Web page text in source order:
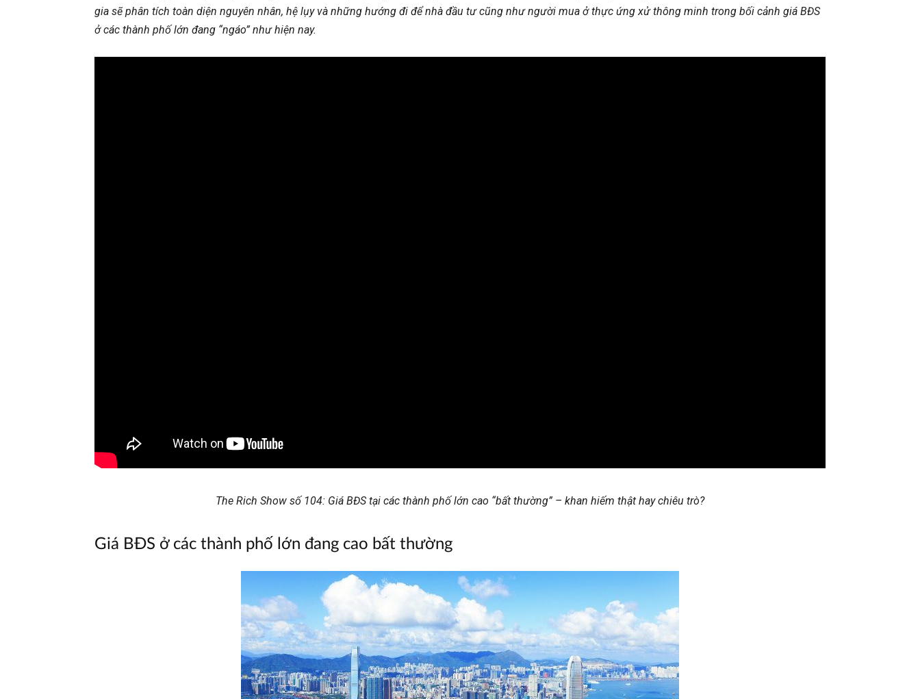
gia sẽ phân tích toàn diện nguyên nhân, hệ lụy và những hướng đi để nhà đầu tư cũng như người mua ở thực ứng xử thông minh trong bối cảnh giá BĐS
ở các thành phố lớn đang “ngáo” như hiện nay.
The Rich Show số 104: Giá BĐS tại các thành phố lớn cao “bất thường” – khan hiếm thật hay chiêu trò?
Giá BĐS ở các thành phố lớn đang cao bất thường